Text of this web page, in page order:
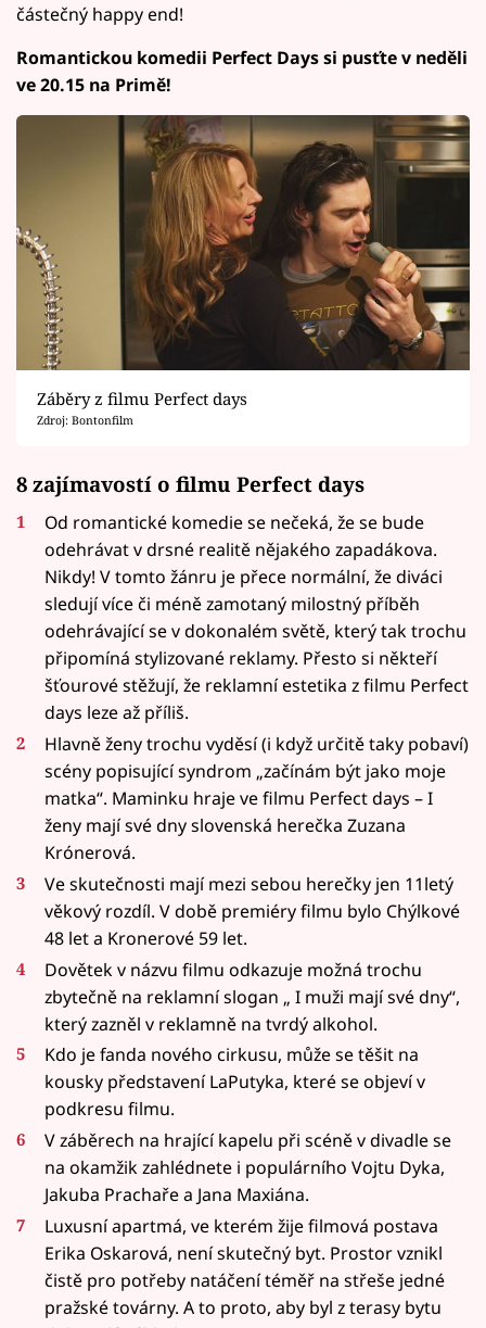
částečný happy end!
Romantickou komedii Perfect Days si pusťte v neděli
ve 20.15 na Primě!
Záběry z filmu Perfect days
Zdroj: Bontonfilm
8 zajímavostí o filmu Perfect days
Od romantické komedie se nečeká, že se bude
odehrávat v drsné realitě nějakého zapadákova.
Nikdy! V tomto žánru je přece normální, že diváci
sledují více či méně zamotaný milostný příběh
odehrávající se v dokonalém světě, který tak trochu
připomíná stylizované reklamy. Přesto si někteří
šťourové stěžují, že reklamní estetika z filmu Perfect
days leze až příliš.
Hlavně ženy trochu vyděsí (i když určitě taky pobaví)
scény popisující syndrom „začínám být jako moje
matka“. Maminku hraje ve filmu Perfect days – I
ženy mají své dny slovenská herečka Zuzana
Krónerová.
Ve skutečnosti mají mezi sebou herečky jen 11letý
věkový rozdíl. V době premiéry filmu bylo Chýlkové
48 let a Kronerové 59 let.
Dovětek v názvu filmu odkazuje možná trochu
zbytečně na reklamní slogan „ I muži mají své dny“,
který zazněl v reklamně na tvrdý alkohol.
Kdo je fanda nového cirkusu, může se těšit na
kousky představení LaPutyka, které se objeví v
podkresu filmu.
V záběrech na hrající kapelu při scéně v divadle se
na okamžik zahlédnete i populárního Vojtu Dyka,
Jakuba Prachaře a Jana Maxiána.
Luxusní apartmá, ve kterém žije filmová postava
Erika Oskarová, není skutečný byt. Prostor vznikl
čistě pro potřeby natáčení téměř na střeše jedné
pražské továrny. A to proto, aby byl z terasy bytu